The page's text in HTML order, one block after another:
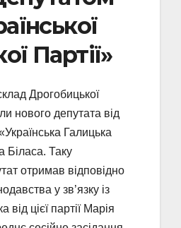
Партії»
Дрогобицької
нового депутата від
Галицька
Біласа. Таку
отримав відповідно
у зв’язку із
цієї партії Марія